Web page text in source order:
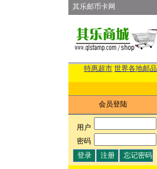
其乐邮币卡网
特惠超市 世界各地邮品
会员登陆
用户:
密码: